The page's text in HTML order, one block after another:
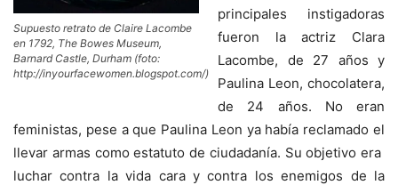
Supuesto retrato de Claire Lacombe
en 1792, The Bowes Museum,
Barnard Castle, Durham (foto:
http://inyourfacewomen.blogspot.com/)
principales instigadoras
fueron la actriz Clara
Lacombe, de 27 años y
Paulina Leon, chocolatera,
de 24 años. No eran
feministas, pese a que Paulina Leon ya había reclamado el
llevar armas como estatuto de ciudadanía. Su objetivo era
luchar contra la vida cara y contra los enemigos de la